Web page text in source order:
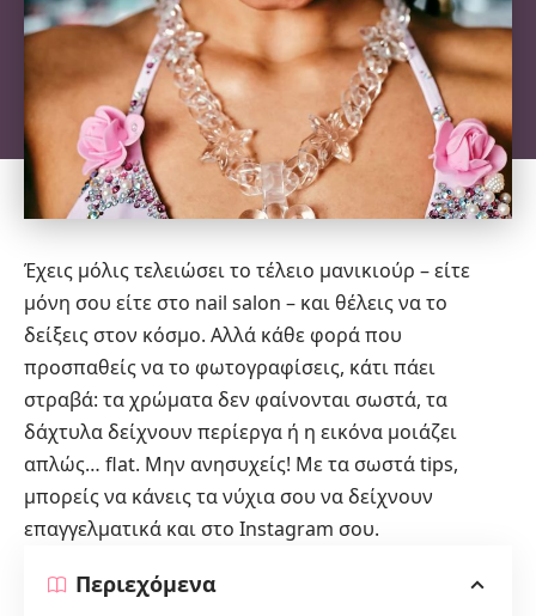
Έχεις μόλις τελειώσει το τέλειο μανικιούρ – είτε
μόνη σου είτε στο nail salon – και θέλεις να το
δείξεις στον κόσμο. Αλλά κάθε φορά που
προσπαθείς να το φωτογραφίσεις, κάτι πάει
στραβά: τα χρώματα δεν φαίνονται σωστά, τα
δάχτυλα δείχνουν περίεργα ή η εικόνα μοιάζει
απλώς… flat. Μην ανησυχείς! Με τα σωστά tips,
μπορείς να κάνεις τα νύχια σου να δείχνουν
επαγγελματικά και στο Instagram σου.
Περιεχόμενα